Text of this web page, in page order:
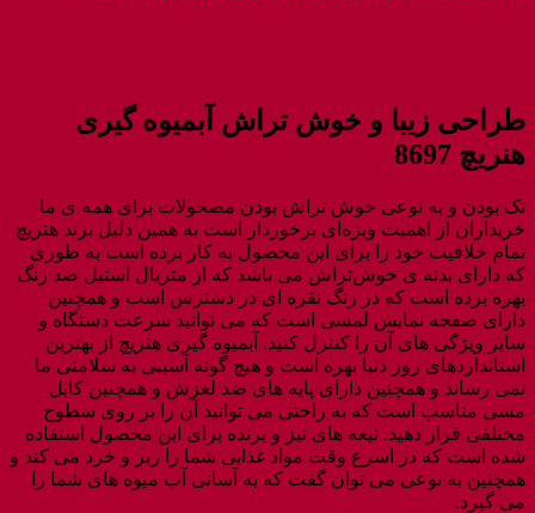
طراحی زیبا و خوش تراش آبمیوه گیری
هنریچ 8697
تک بودن و به نوعی خوش تراش بودن مصحولات برای همه ی ما
خریداران از اهمیت ویژه‌ای برخوردار است به همین دلیل برند هنریچ
تمام خلاقیت خود را برای این محصول به کار برده است به طوری
که دارای بدنه ی خوش‌تراش می باشد که از متریال استیل ضد زنگ
بهره برده است که در رنگ نقره ای در دسترس است و همچنین
دارای صفحه نمایش لمسی است که می توانید سرعت دستگاه و
سایر ویژگی های آن را کنترل کنید. آبمیوه گیری هنریچ از بهترین
استانداردهای روز دنیا بهره است و هیچ گونه آسیبی به سلامتی ما
نمی رساند و همچنین دارای پایه های ضد لغزش و همچنین کابل
مسی مناسب است که به راحتی می توانید آن را بر روی سطوح
مختلفی قرار دهید. تیغه های تیز و برنده برای این محصول استفاده
شده است که در اسرع وقت مواد غذایی شما را ریز و خرد می کند و
همچنین به نوعی می توان گفت که به آسانی آب میوه های شما را
می گیرد.